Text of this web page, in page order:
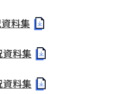
料集
料集
料集